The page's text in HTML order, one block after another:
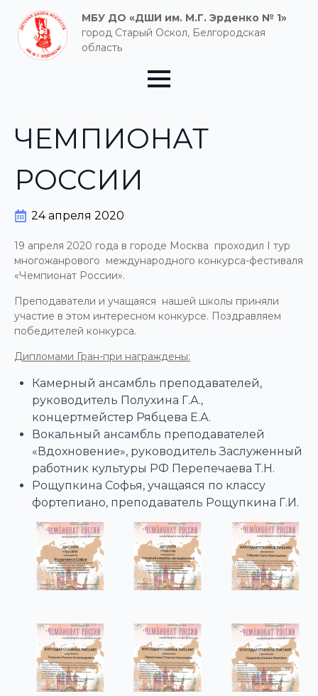
МБУ ДО «ДШИ им. М.Г. Эрденко № 1»
город Старый Оскол, Белгородская
область
ЧЕМПИОНАТ
РОССИИ
24 апреля 2020
19 апреля 2020 года в городе Москва проходил I тур
многожанрового международного конкурса-фестиваля
«Чемпионат России».
Преподаватели и учащаяся нашей школы приняли
участие в этом интересном конкурсе. Поздравляем
победителей конкурса.
Дипломами Гран-при награждены:
Камерный ансамбль преподавателей,
руководитель Полухина Г.А.,
концертмейстер Рябцева Е.А.
Вокальный ансамбль преподавателей
«Вдохновение», руководитель Заслуженный
работник культуры РФ Перепечаева Т.Н.
Рощупкина Софья, учащаяся по классу
фортепиано, преподаватель Рощупкина Г.И.